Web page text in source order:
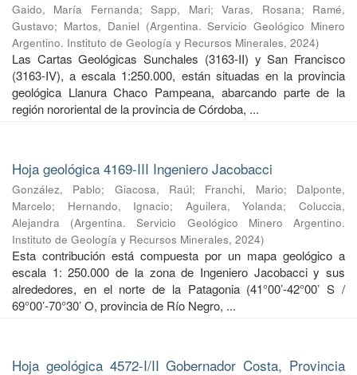
Gaido, María Fernanda;Sapp, Mari;Varas, Rosana; Ramé,
Gustavo; Martos, Daniel (Argentina. Servicio Geológico Minero
Argentino. Instituto de Geología y Recursos Minerales, 2024)
Las Cartas Geológicas Sunchales (3163-II) y San Francisco
(3163-IV), a escala 1:250.000, están situadas en la provincia
geológica Llanura Chaco Pampeana, abarcando parte de la
región nororiental de la provincia de Córdoba, ...
Hoja geológica 4169-III Ingeniero Jacobacci
González, Pablo; Giacosa, Raúl; Franchi, Mario; Dalponte,
Marcelo; Hernando, Ignacio; Aguilera, Yolanda;Coluccia,
Alejandra
(Argentina. Servicio Geológico Minero Argentino.
Instituto de Geología y Recursos Minerales, 2024)
Esta contribución está compuesta por un mapa geológico a
escala 1: 250.000 de la zona de Ingeniero Jacobacci y sus
alrededores, en el norte de la Patagonia (41°00’-42°00’ S /
69°00’-70°30’ O, provincia de Río Negro, ...
Hoja geológica 4572-I/II Gobernador Costa, Provincia